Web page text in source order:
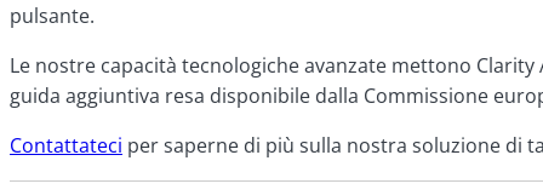
pulsante.
Le nostre capacità tecnologiche avanzate mettono
guida aggiuntiva resa disponibile dalla Commissione
Contattateci per saperne di più sulla nostra soluzione di